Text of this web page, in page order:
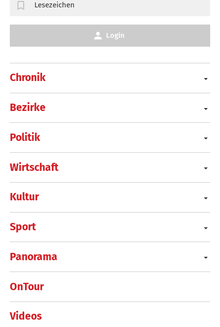
Chronik
Bezirke
Politik
Wirtschaft
Kultur
Sport
Panorama
OnTour
Videos
Lesezeichen
Login